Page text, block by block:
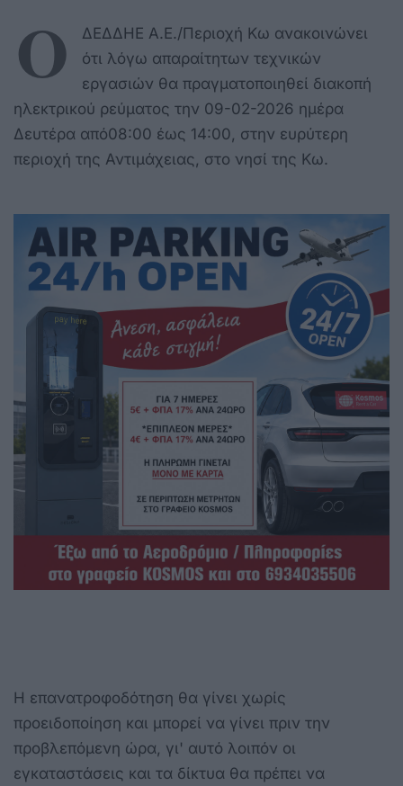
Ο
ΔΕΔΔΗΕ Α.Ε./Περιοχή Κω ανακοινώνει
ότι λόγω απαραίτητων τεχνικών
εργασιών θα πραγματοποιηθεί διακοπή
ηλεκτρικού ρεύματος την 09-02-2026 ημέρα
Δευτέρα από08:00 έως 14:00, στην ευρύτερη
περιοχή της Αντιμάχειας, στο νησί της Κω.
Η επανατροφοδότηση θα γίνει χωρίς
προειδοποίηση και μπορεί να γίνει πριν την
προβλεπόμενη ώρα, γι' αυτό λοιπόν οι
εγκαταστάσεις και τα δίκτυα θα πρέπει να